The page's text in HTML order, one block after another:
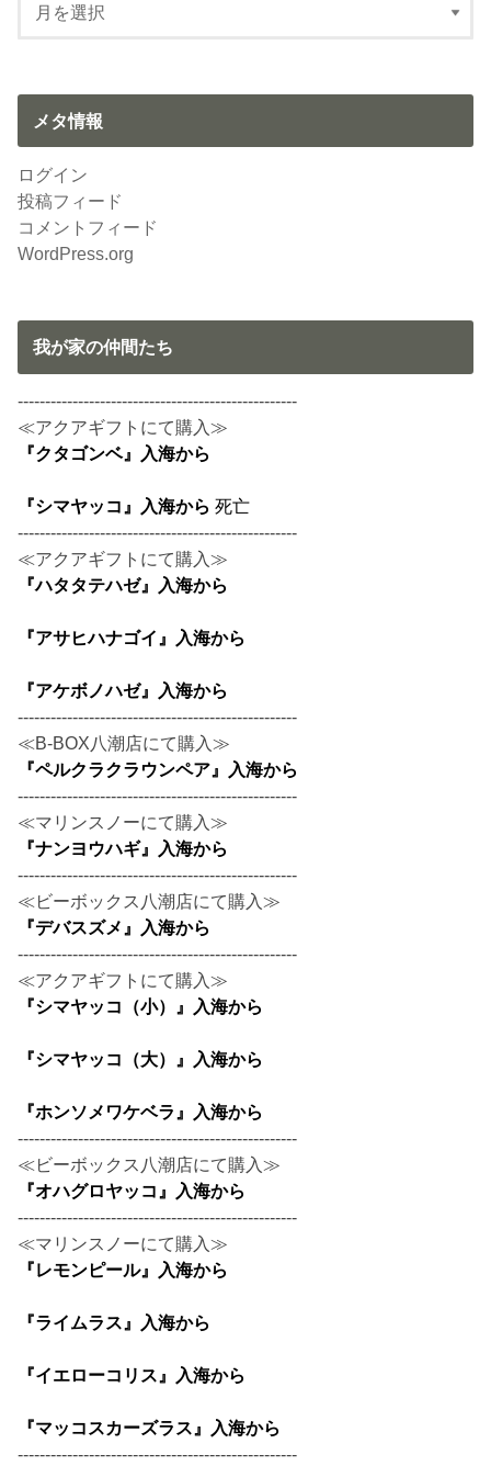
メタ情報
ログイン
投稿フィード
コメントフィード
WordPress.org
我が家の仲間たち
---------------------------------------------------
≪アクアギフトにて購入≫
『クタゴンベ』入海から
『シマヤッコ』入海から死亡
---------------------------------------------------
≪アクアギフトにて購入≫
『ハタタテハゼ』入海から
『アサヒハナゴイ』入海から
『アケボノハゼ』入海から
---------------------------------------------------
≪B-BOX八潮店にて購入≫
『ペルクラクラウンペア』入海から
---------------------------------------------------
≪マリンスノーにて購入≫
『ナンヨウハギ』入海から
---------------------------------------------------
≪ビーボックス八潮店にて購入≫
『デバスズメ』入海から
---------------------------------------------------
≪アクアギフトにて購入≫
『シマヤッコ（小）』入海から
『シマヤッコ（大）』入海から
『ホンソメワケベラ』入海から
---------------------------------------------------
≪ビーボックス八潮店にて購入≫
『オハグロヤッコ』入海から
---------------------------------------------------
≪マリンスノーにて購入≫
『レモンピール』入海から
『ライムラス』入海から
『イエローコリス』入海から
『マッコスカーズラス』入海から
---------------------------------------------------